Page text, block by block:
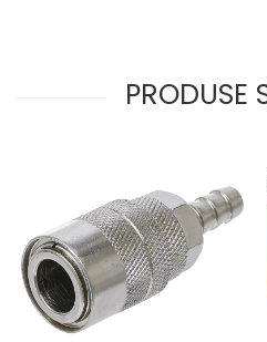
PRODUSE